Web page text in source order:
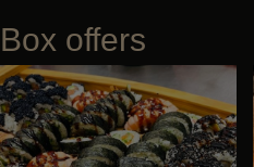
Box offers